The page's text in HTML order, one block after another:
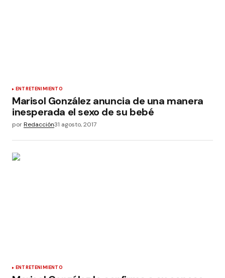
ENTRETENIMIENTO
Marisol González anuncia de una manera
inesperada el sexo de su bebé
porRedacción31 agosto, 2017
ENTRETENIMIENTO